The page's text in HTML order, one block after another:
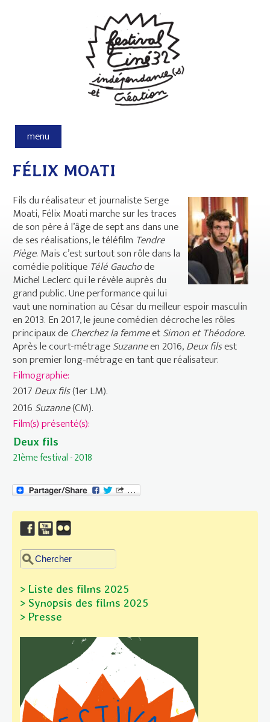
menu
FÉLIX MOATI
Fils du réalisateur et journaliste Serge
Moati, Félix Moati marche sur les traces
de son père à l’âge de sept ans dans une
de ses réalisations, le téléfilm Tendre
Piège. Mais c’est surtout son rôle dans la
comédie politique Télé Gauchode
Michel Leclerc qui le révèle auprès du
grand public. Une performance qui lui
vaut une nomination au César du meilleur espoir masculin
en 2013. En 2017, le jeune comédien décroche les rôles
principaux deCherchez la femmeetSimon et Théodore.
Après le court-métrageSuzanneen 2016,Deux filsest
son premier long-métrage en tant que réalisateur.
Filmographie:
2017Deux fils(1er LM).
2016 Suzanne(CM).
Film(s) présenté(s):
Deux fils
21ème festival - 2018
Formulaire de recherche
Chercher dans ce site
> Liste des films 2025
> Synopsis des films 2025
> Presse